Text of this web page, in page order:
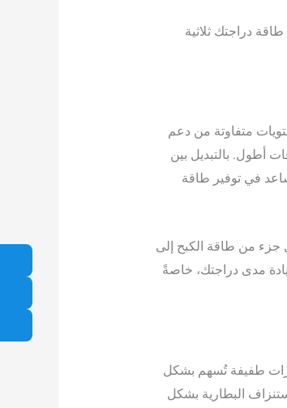
دراجتك ثلاثية
متفاوتة من دعم
أطول. بالتبديل بين
في توفير طاقة
جزء من طاقة الكبح إلى
مدى دراجتك، خاصةً
طفيفة تُسهم بشكل
البطارية بشكل